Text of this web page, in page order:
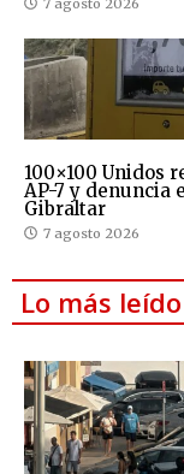
100×100 Unidos
AP-7 y denuncia
Gibraltar
7 agosto 2026
Lo más leído